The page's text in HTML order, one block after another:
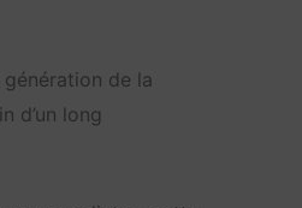
de la
d’un long